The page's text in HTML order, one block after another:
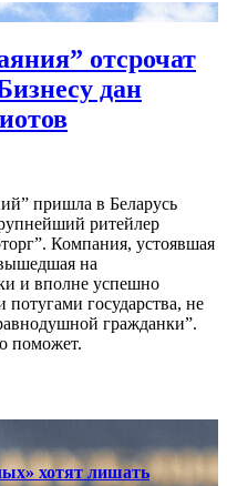
отсрочат
дан
пришла в Беларусь
ритейлер
Компания, устоявшая
на
и вполне успешно
государства, не
гражданки”.
поможет.
хотят лишать